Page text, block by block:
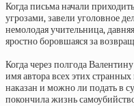
Когда письма начали
угрозами, завели уголовное
немолодая учительница,
яростно боровшаяся за
Когда через полгода
имя автора всех этих
наказан и можно ли подать в
покончила жизнь